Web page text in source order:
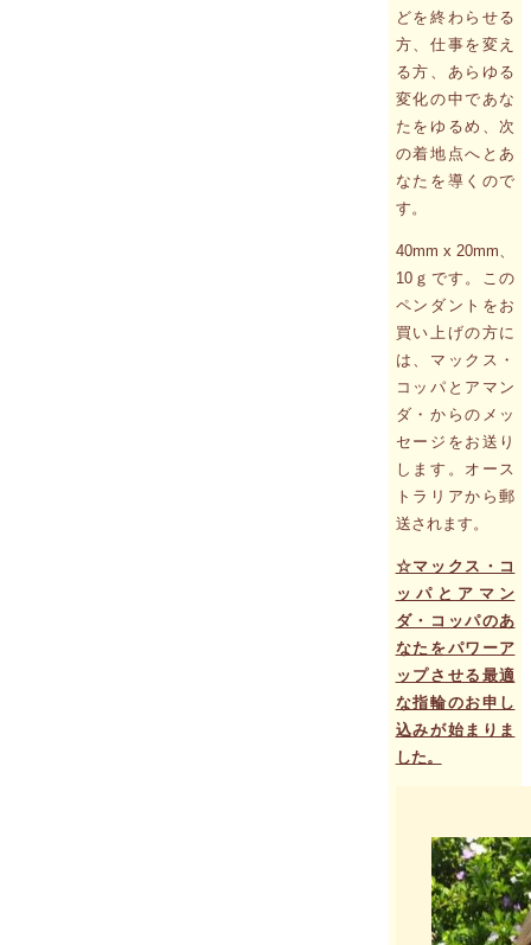
どを終わらせる
方、仕事を変え
る方、あらゆる
変化の中であな
たをゆるめ、次
の着地点へとあ
なたを導くので
す。
40mm x 20mm、
10ｇです。この
ペンダントをお
買い上げの方に
は、マックス・
コッパとアマン
ダ・からのメッ
セージをお送り
します。オース
トラリアから郵
送されます。
☆マックス・コ
ッパとアマン
ダ・コッパのあ
なたをパワーア
ップさせる最適
な指輪のお申し
込みが始まりま
した。